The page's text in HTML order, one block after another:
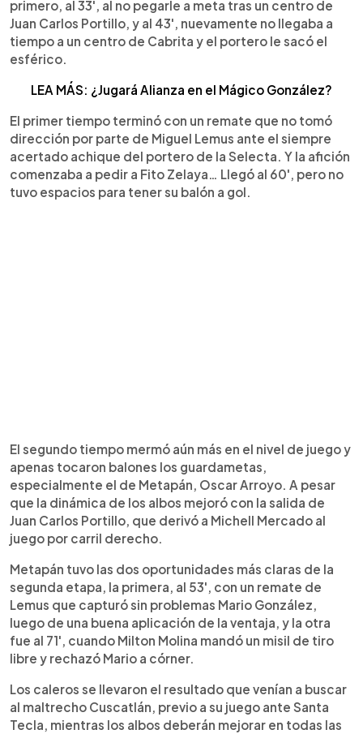
primero, al 33', al no pegarle a meta tras un centro de
Juan Carlos Portillo, y al 43', nuevamente no llegaba a
tiempo a un centro de Cabrita y el portero le sacó el
esférico.
LEA MÁS: ¿Jugará Alianza en el Mágico González?
El primer tiempo terminó con un remate que no tomó
dirección por parte de Miguel Lemus ante el siempre
acertado achique del portero de la Selecta. Y la afición
comenzaba a pedir a Fito Zelaya… Llegó al 60', pero no
tuvo espacios para tener su balón a gol.
El segundo tiempo mermó aún más en el nivel de juego y
apenas tocaron balones los guardametas,
especialmente el de Metapán, Oscar Arroyo. A pesar
que la dinámica de los albos mejoró con la salida de
Juan Carlos Portillo, que derivó a Michell Mercado al
juego por carril derecho.
Metapán tuvo las dos oportunidades más claras de la
segunda etapa, la primera, al 53', con un remate de
Lemus que capturó sin problemas Mario González,
luego de una buena aplicación de la ventaja, y la otra
fue al 71', cuando Milton Molina mandó un misil de tiro
libre y rechazó Mario a córner.
Los caleros se llevaron el resultado que venían a buscar
al maltrecho Cuscatlán, previo a su juego ante Santa
Tecla, mientras los albos deberán mejorar en todas las